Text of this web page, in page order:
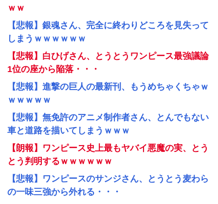
ｗｗ
【悲報】銀魂さん、完全に終わりどころを見失って
しまうｗｗｗｗｗｗ
【悲報】白ひげさん、とうとうワンピース最強議論
1位の座から陥落・・・
【悲報】進撃の巨人の最新刊、もうめちゃくちゃｗ
ｗｗｗｗｗ
【悲報】無免許のアニメ制作者さん、とんでもない
車と道路を描いてしまうｗｗｗ
【朗報】ワンピース史上最もヤバイ悪魔の実、とう
とう判明するｗｗｗｗｗｗ
【悲報】ワンピースのサンジさん、とうとう麦わら
の一味三強から外れる・・・